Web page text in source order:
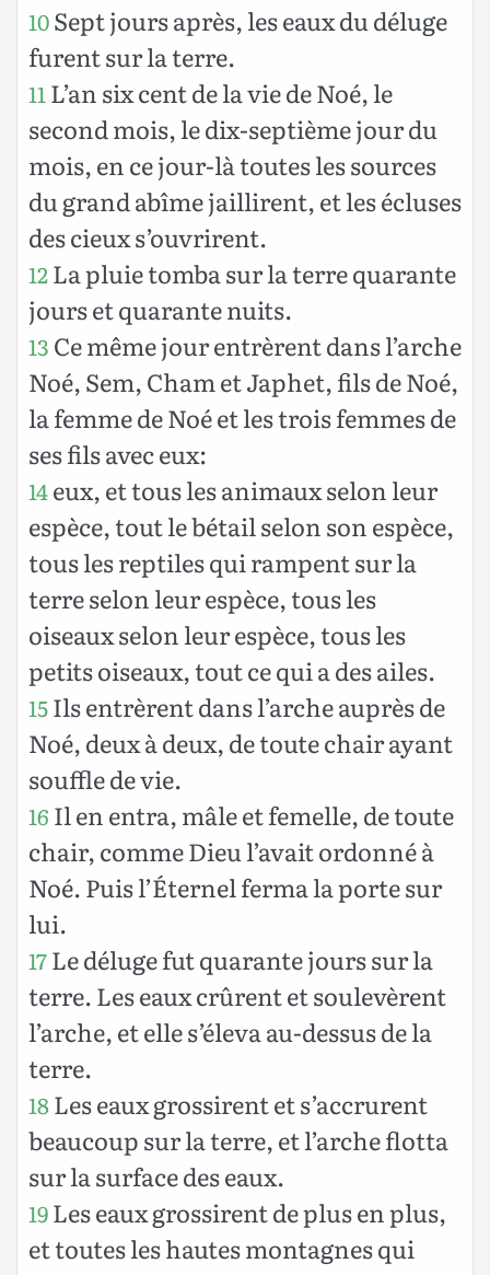
10Sept jours après, les eaux du déluge
furent sur la terre.
11 L’an six cent de la vie de Noé, le
second mois, le dix-septième jour du
mois, en ce jour-là toutes les sources
du grand abîme jaillirent, et les écluses
des cieux s’ouvrirent.
12La pluie tomba sur la terre quarante
jours et quarante nuits.
13 Ce même jour entrèrent dans l’arche
Noé, Sem, Cham et Japhet, fils de Noé,
la femme de Noé et les trois femmes de
ses fils avec eux:
14eux, et tous les animaux selon leur
espèce, tout le bétail selon son espèce,
tous les reptiles qui rampent sur la
terre selon leur espèce, tous les
oiseaux selon leur espèce, tous les
petits oiseaux, tout ce qui a des ailes.
15Ils entrèrent dans l’arche auprès de
Noé, deux à deux, de toute chair ayant
souffle de vie.
16 Il en entra, mâle et femelle, de toute
chair, comme Dieu l’avait ordonné à
Noé. Puis l’Éternel ferma la porte sur
lui.
17Le déluge fut quarante jours sur la
terre. Les eaux crûrent et soulevèrent
l’arche, et elle s’éleva au-dessus de la
terre.
18Les eaux grossirent et s’accrurent
beaucoup sur la terre, et l’arche flotta
sur la surface des eaux.
19Les eaux grossirent de plus en plus,
et toutes les hautes montagnes qui